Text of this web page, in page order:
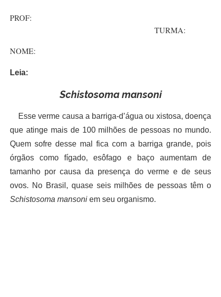
PROF:
TURMA:
NOME:
Leia:
Schistosoma mansoni
Esse verme causa a barriga-d’água ou xistosa, doença
que atinge mais de 100 milhões de pessoas no mundo.
Quem sofre desse mal fica com a barriga grande, pois
órgãos como fígado, esôfago e baço aumentam de
tamanho por causa da presença do verme e de seus
ovos. No Brasil, quase seis milhões de pessoas têm o
Schistosoma mansoni em seu organismo.